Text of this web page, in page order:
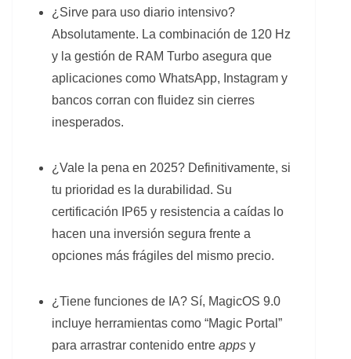
¿Sirve para uso diario intensivo?
Absolutamente. La combinación de 120 Hz
y la gestión de RAM Turbo asegura que
aplicaciones como WhatsApp, Instagram y
bancos corran con fluidez sin cierres
inesperados.
¿Vale la pena en 2025? Definitivamente, si
tu prioridad es la durabilidad. Su
certificación IP65 y resistencia a caídas lo
hacen una inversión segura frente a
opciones más frágiles del mismo precio.
¿Tiene funciones de IA? Sí, MagicOS 9.0
incluye herramientas como “Magic Portal”
para arrastrar contenido entre apps y